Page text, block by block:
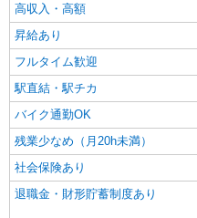
高収入・高額
昇給あり
フルタイム歓迎
駅直結・駅チカ
バイク通勤OK
残業少なめ（月20h未満）
社会保険あり
退職金・財形貯蓄制度あり